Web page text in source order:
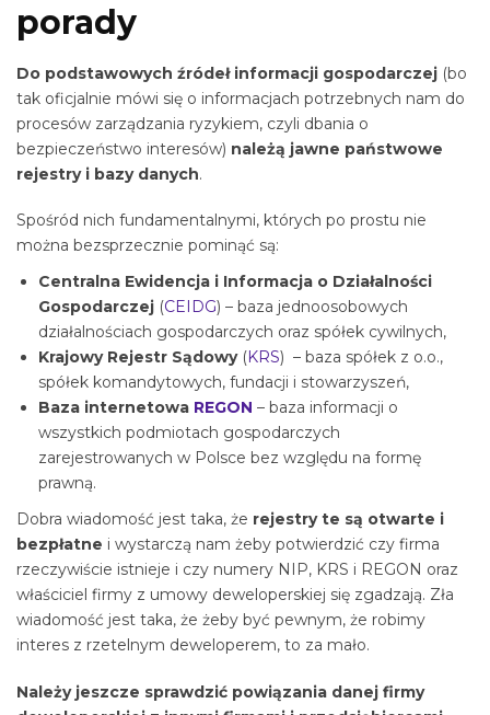
porady
Do podstawowych źródeł informacji gospodarczej (bo
tak oficjalnie mówi się o informacjach potrzebnych nam do
procesów zarządzania ryzykiem, czyli dbania o
bezpieczeństwo interesów) należą jawne państwowe
rejestry i bazy danych.
Spośród nich fundamentalnymi, których po prostu nie
można bezsprzecznie pominąć są:
Centralna Ewidencja i Informacja o Działalności
Gospodarczej (CEIDG) – baza jednoosobowych
działalnościach gospodarczych oraz spółek cywilnych,
Krajowy Rejestr Sądowy(KRS) – baza spółek z o.o.,
spółek komandytowych, fundacji i stowarzyszeń,
Baza internetowa REGON – baza informacji o
wszystkich podmiotach gospodarczych
zarejestrowanych w Polsce bez względu na formę
prawną.
Dobra wiadomość jest taka, że rejestry te są otwarte i
bezpłatne i wystarczą nam żeby potwierdzić czy firma
rzeczywiście istnieje i czy numery NIP, KRS i REGON oraz
właściciel firmy z umowy deweloperskiej się zgadzają. Zła
wiadomość jest taka, że żeby być pewnym, że robimy
interes z rzetelnym deweloperem, to za mało.
Należy jeszcze sprawdzić powiązania danej firmy